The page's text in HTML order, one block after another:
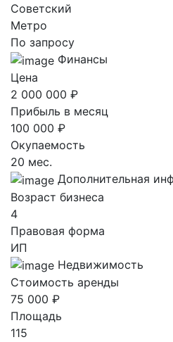
Советский
Метро
По запросу
Финансы
Цена
2 000 000 ₽
Прибыль в месяц
100 000 ₽
Окупаемость
20 мес.
Дополнительная
Возраст бизнеса
4
Правовая форма
ИП
Недвижимость
Стоимость аренды
75 000 ₽
Площадь
115